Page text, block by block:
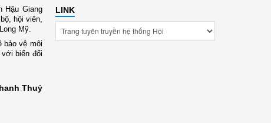
Hậu Giang
hội viên,
Mỹ.
bảo vệ môi
biến đổi
Thuỷ
LINK